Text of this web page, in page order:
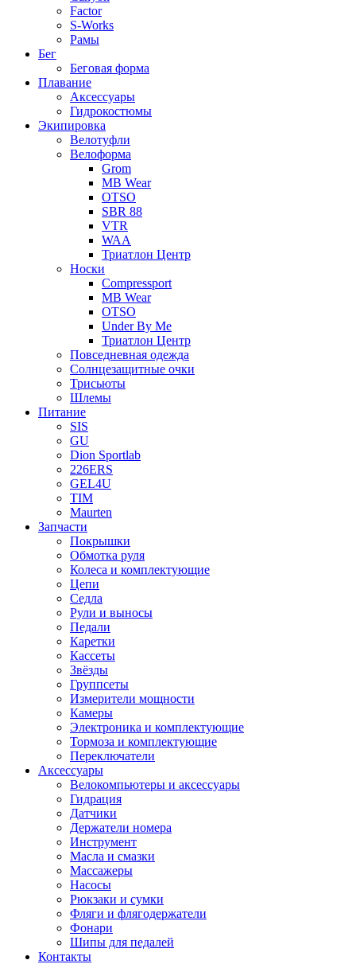
Factor
S-Works
Рамы
Бег
Беговая форма
Плавание
Аксессуары
Гидрокостюмы
Экипировка
Велотуфли
Велоформа
Grom
MB Wear
OTSO
SBR 88
VTR
WAA
Триатлон Центр
Носки
Compressport
MB Wear
OTSO
Under By Me
Триатлон Центр
Повседневная одежда
Солнцезащитные очки
Трисьюты
Шлемы
Питание
SIS
GU
Dion Sportlab
226ERS
GEL4U
TIM
Maurten
Запчасти
Покрышки
Обмотка руля
Колеса и комплектующие
Цепи
Седла
Рули и выносы
Педали
Каретки
Кассеты
Звёзды
Группсеты
Измерители мощности
Камеры
Электроника и комплектующие
Тормоза и комплектующие
Переключатели
Аксессуары
Велокомпьютеры и аксессуары
Гидрация
Датчики
Держатели номера
Инструмент
Масла и смазки
Массажеры
Насосы
Рюкзаки и сумки
Фляги и флягодержатели
Фонари
Шипы для педалей
Контакты